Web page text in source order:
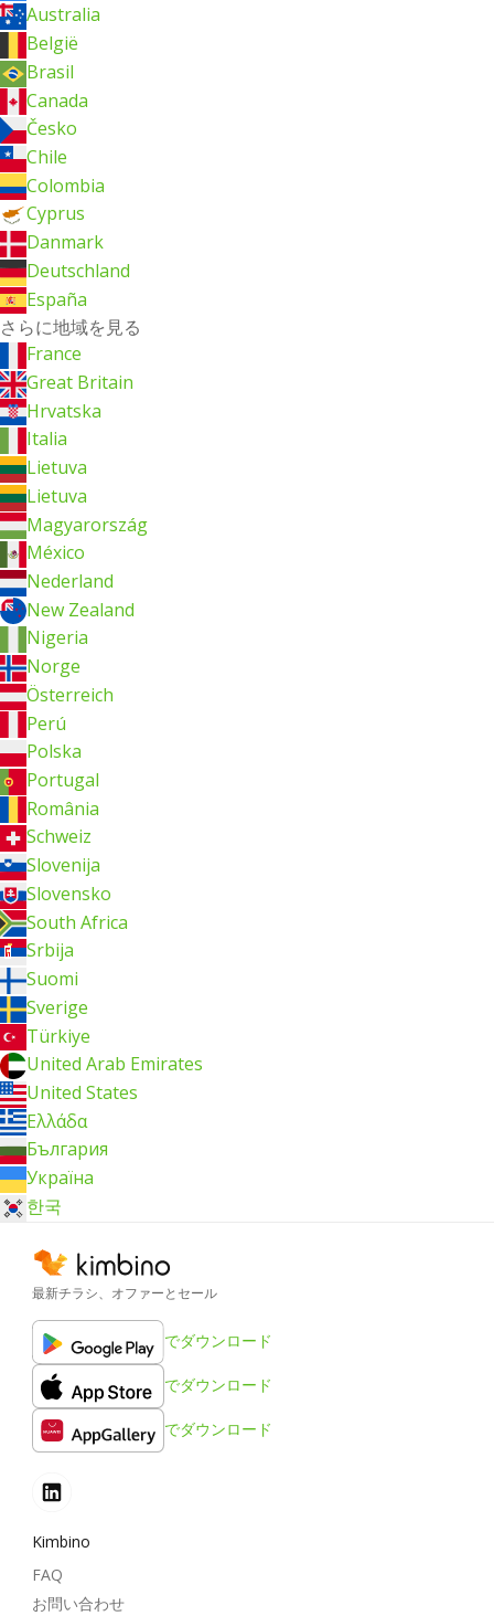
Australia
België
Brasil
Canada
Česko
Chile
Colombia
Cyprus
Danmark
Deutschland
España
さらに地域を見る
France
Great Britain
Hrvatska
Italia
Lietuva
Lietuva
Magyarország
México
Nederland
New Zealand
Nigeria
Norge
Österreich
Perú
Polska
Portugal
România
Schweiz
Slovenija
Slovensko
South Africa
Srbija
Suomi
Sverige
Türkiye
United Arab Emirates
United States
Ελλάδα
България
Україна
한국
最新チラシ、オファーとセール
でダウンロード
でダウンロード
でダウンロード
Kimbino
FAQ
お問い合わせ